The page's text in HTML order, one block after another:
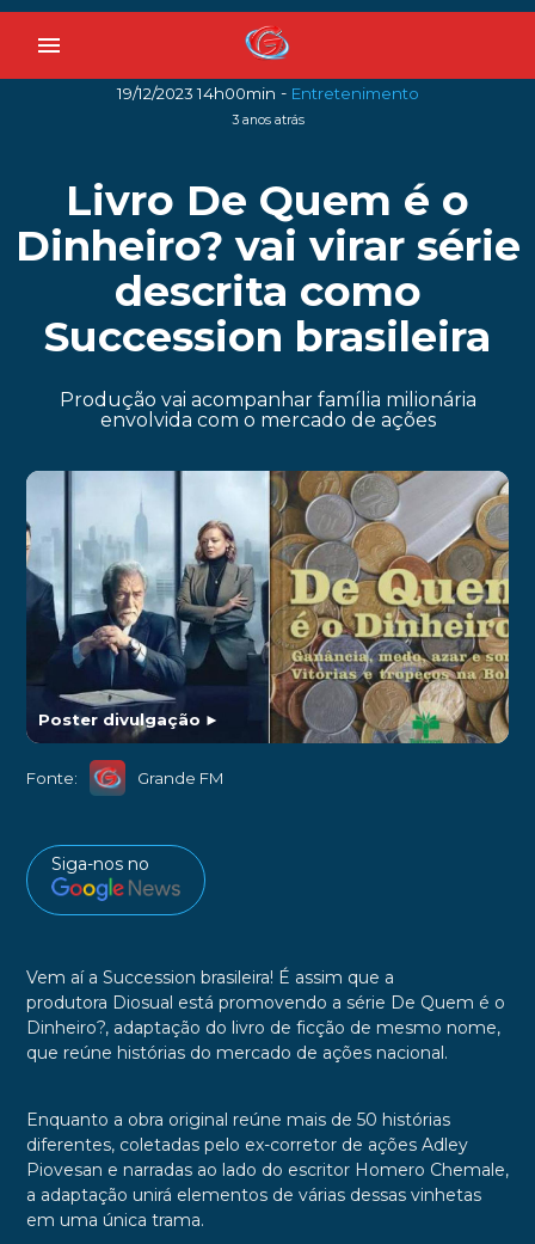
menu
19/12/2023 14h00min - Entretenimento
3 anos atrás
Livro De Quem é o
Dinheiro? vai virar série
descrita como
Succession brasileira
Produção vai acompanhar família milionária
envolvida com o mercado de ações
Poster divulgação ►
Fonte: Grande FM
Siga-nos no
Vem aí a Succession brasileira! É assim que a
produtora Diosual está promovendo a série De Quem é o
Dinheiro?, adaptação do livro de ficção de mesmo nome,
que reúne histórias do mercado de ações nacional.
Enquanto a obra original reúne mais de 50 histórias
diferentes, coletadas pelo ex-corretor de ações Adley
Piovesan e narradas ao lado do escritor Homero Chemale,
a adaptação unirá elementos de várias dessas vinhetas
em uma única trama.